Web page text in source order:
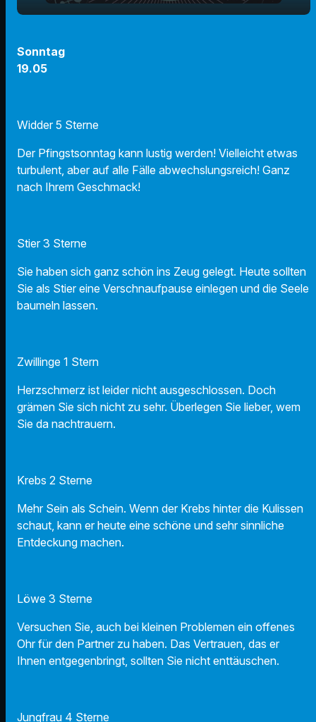
play_arrow
00:00
Sonntag
19.05
Widder 5 Sterne
Der Pfingstsonntag kann lustig werden! Vielleicht etwas
turbulent, aber auf alle Fälle abwechslungsreich! Ganz
nach Ihrem Geschmack!
Stier 3 Sterne
Sie haben sich ganz schön ins Zeug gelegt. Heute sollten
Sie als Stier eine Verschnaufpause einlegen und die Seele
baumeln lassen.
Zwillinge 1 Stern
Herzschmerz ist leider nicht ausgeschlossen. Doch
grämen Sie sich nicht zu sehr. Überlegen Sie lieber, wem
Sie da nachtrauern.
Krebs 2 Sterne
Mehr Sein als Schein. Wenn der Krebs hinter die Kulissen
schaut, kann er heute eine schöne und sehr sinnliche
Entdeckung machen.
Löwe 3 Sterne
Versuchen Sie, auch bei kleinen Problemen ein offenes
Ohr für den Partner zu haben. Das Vertrauen, das er
Ihnen entgegenbringt, sollten Sie nicht enttäuschen.
Jungfrau 4 Sterne